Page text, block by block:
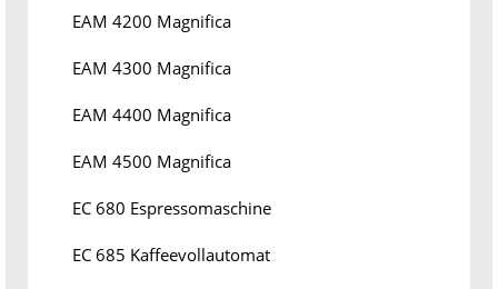
EAM 4200 Magnifica
EAM 4300 Magnifica
EAM 4400 Magnifica
EAM 4500 Magnifica
EC 680 Espressomaschine
EC 685 Kaffeevollautomat